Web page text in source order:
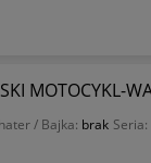
MOTOCYKL-
/ Bajka: brak Seria: